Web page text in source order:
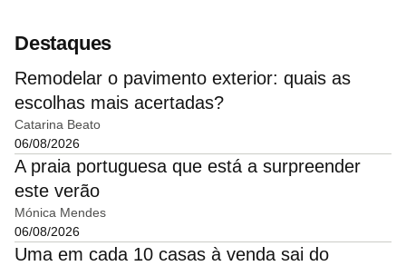
Destaques
Remodelar o pavimento exterior: quais as
escolhas mais acertadas?
Catarina Beato
06/08/2026
A praia portuguesa que está a surpreender
este verão
Mónica Mendes
06/08/2026
Uma em cada 10 casas à venda sai do